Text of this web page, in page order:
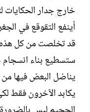
خارج جدار الحكايات
أينفع التقوقع في
قد تخلصت من كل هذه
ستسطيع بناء
يناضل البعض فيها
يكابد الآخرون فقط